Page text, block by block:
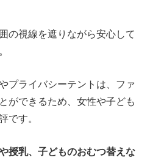
の視線を遮りながら安心して
プライバシーテントは、ファ
ができるため、女性や子ども
です。
授乳、子どものおむつ替えな